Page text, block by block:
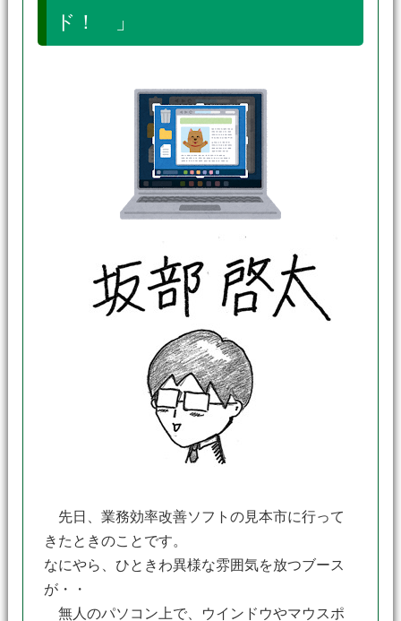
ド！ 」
先日、業務効率改善ソフトの見本市に行って
きたときのことです。
なにやら、ひときわ異様な雰囲気を放つブース
が・・
無人のパソコン上で、ウインドウやマウスポ